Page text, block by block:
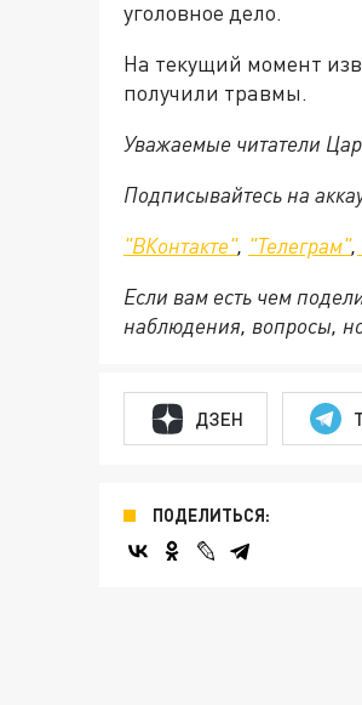
уголовное дело.
На текущий момент
получили травмы.
Уважаемые читатели
Подписывайтесь на
"ВКонтакте", "Телеграм",
Если вам есть чем
наблюдения, вопросы,
ДЗЕН
ПОДЕЛИТЬСЯ: